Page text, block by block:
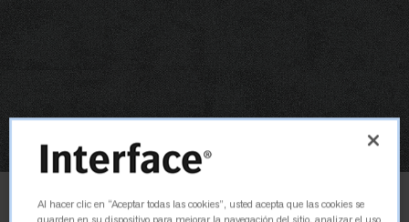
No-direccional
Al hacer clic en “Aceptar todas las cookies”, usted acepta que las cookies se
guarden en su dispositivo para mejorar la navegación del sitio, analizar el uso